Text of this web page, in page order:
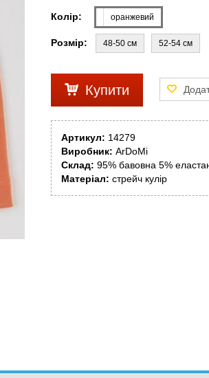
Колір: оранжевий
Розмір: 48-50 см 52-54 см
Купити
Артикул: 14279
Виробник: ArDoMi
Склад: 95% бавовна 5%
Матеріал: стрейч кулір